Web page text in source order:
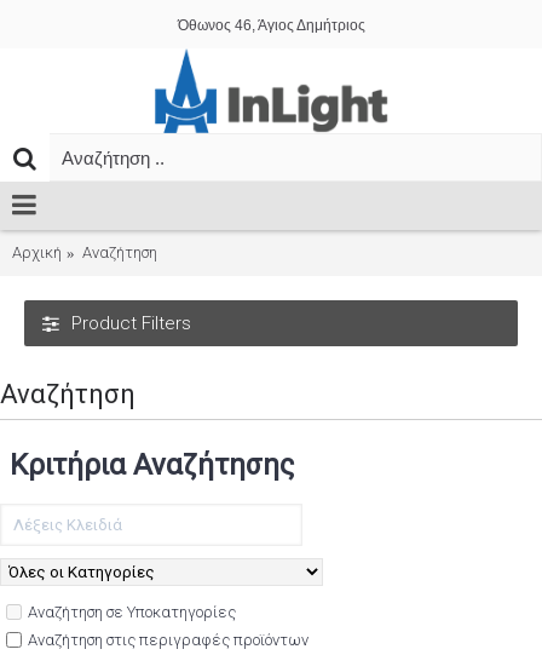
Όθωνος 46, Άγιος Δημήτριος
Αρχική Αναζήτηση
Product Filters
Αναζήτηση
Κριτήρια Αναζήτησης
Αναζήτηση σε Υποκατηγορίες
Αναζήτηση στις περιγραφές προϊόντων